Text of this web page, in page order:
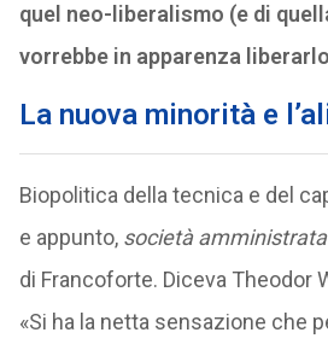
quel neo-liberalismo (e di
vorrebbe in apparenza
La nuova minorità e
Biopolitica della tecnica e del
e appunto, società amministrata
di Francoforte. Diceva Theodor
«Si ha la netta sensazione che